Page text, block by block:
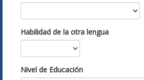
Habilidad de la otra lengua
Nivel de Educación